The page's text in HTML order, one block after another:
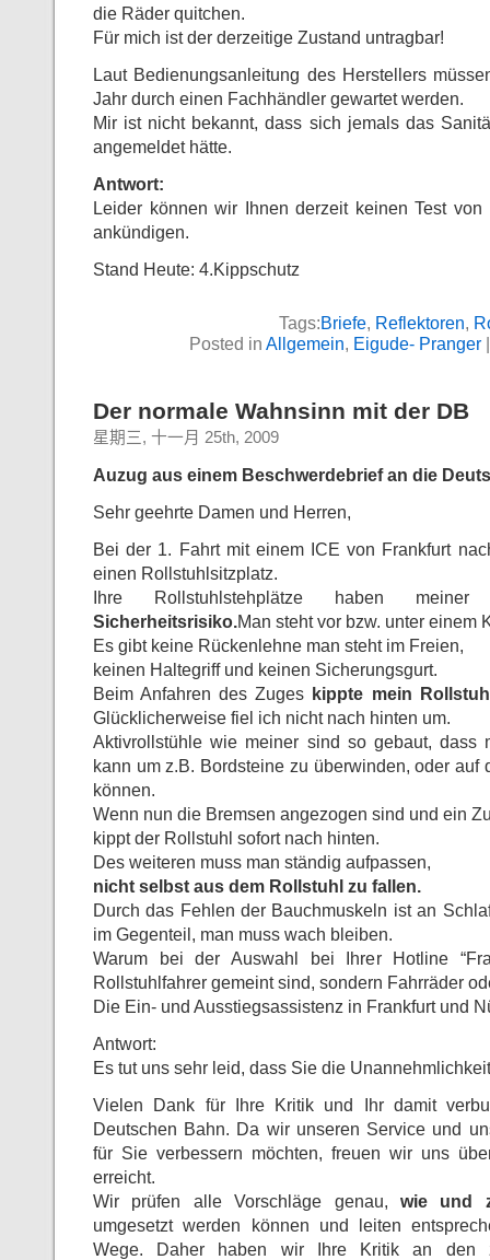
die Räder quitchen.
Für mich ist der derzeitige Zustand untragbar!
Laut Bedienungsanleitung des Herstellers
Jahr durch einen Fachhändler gewartet werden.
Mir ist nicht bekannt, dass sich jemals das
angemeldet hätte.
Antwort:
Leider können wir Ihnen derzeit keinen Test
ankündigen.
Stand Heute: 4.Kippschutz
Tags:Briefe, Reflektoren,
Posted in Allgemein, Eigude- Pranger
Der normale Wahnsinn mit der DB
星期三, 十一月 25th, 2009
Auzug aus einem Beschwerdebrief an die
Sehr geehrte Damen und Herren,
Bei der 1. Fahrt mit einem ICE von Frankfurt
einen Rollstuhlsitzplatz.
Ihre Rollstuhlstehplätze haben
Sicherheitsrisiko.Man steht vor bzw. unter einem
Es gibt keine Rückenlehne man steht im Freien,
keinen Haltegriff und keinen Sicherungsgurt.
Beim Anfahren des Zuges kippte mein
Glücklicherweise fiel ich nicht nach hinten um.
Aktivrollstühle wie meiner sind so gebaut, dass
kann um z.B. Bordsteine zu überwinden, oder auf
können.
Wenn nun die Bremsen angezogen sind und ein
kippt der Rollstuhl sofort nach hinten.
Des weiteren muss man ständig aufpassen,
nicht selbst aus dem Rollstuhl zu fallen.
Durch das Fehlen der Bauchmuskeln ist an
im Gegenteil, man muss wach bleiben.
Warum bei der Auswahl bei Ihrer Hotline
Rollstuhlfahrer gemeint sind, sondern Fahrräder
Die Ein- und Ausstiegsassistenz in Frankfurt und
Antwort:
Es tut uns sehr leid, dass Sie die
Vielen Dank für Ihre Kritik und Ihr damit
Deutschen Bahn. Da wir unseren Service und
für Sie verbessern möchten, freuen wir uns
erreicht.
Wir prüfen alle Vorschläge genau, wie und
umgesetzt werden können und leiten
Wege. Daher haben wir Ihre Kritik an den